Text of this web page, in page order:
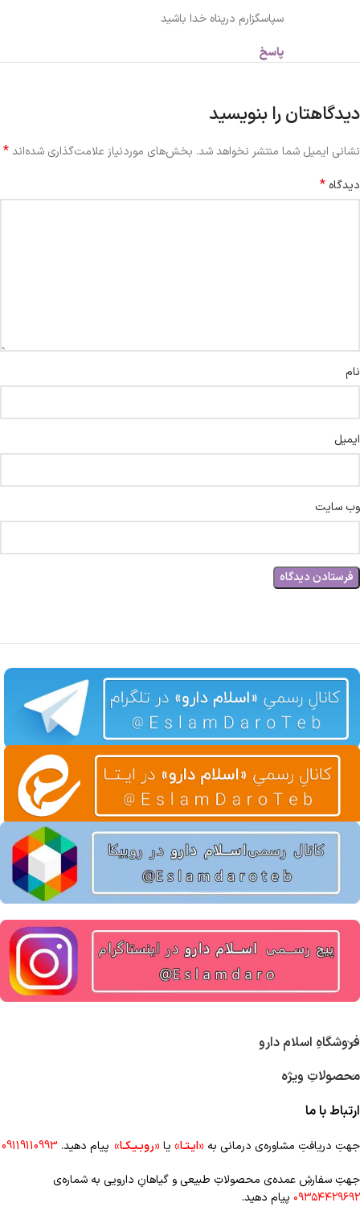
سپاسگزارم درپناه خدا باشید
پاسخ
دیدگاهتان را بنویسید
نشانی ایمیل شما منتشر نخواهد شد. بخش‌های موردنیاز علامت‌گذاری شده‌اند*
دیدگاه *
نام
ایمیل
وب‌ سایت
فروشگاهِ اسلام دارو
محصولاتِ ویژه
ارتباط با ما
جهتِ دریافتِ مشاوره‌ی درمانی به «ایـتـا» یا «روبـیـکـا» پیام دهید. 09119110993
جهتِ سفارشِ عمده‌‌ی محصولاتِ طبیعی و گیاهانِ دارویی به شماره‌ی
۰۹۳۵۴۴۲۹۶۹۲ پیام دهید.